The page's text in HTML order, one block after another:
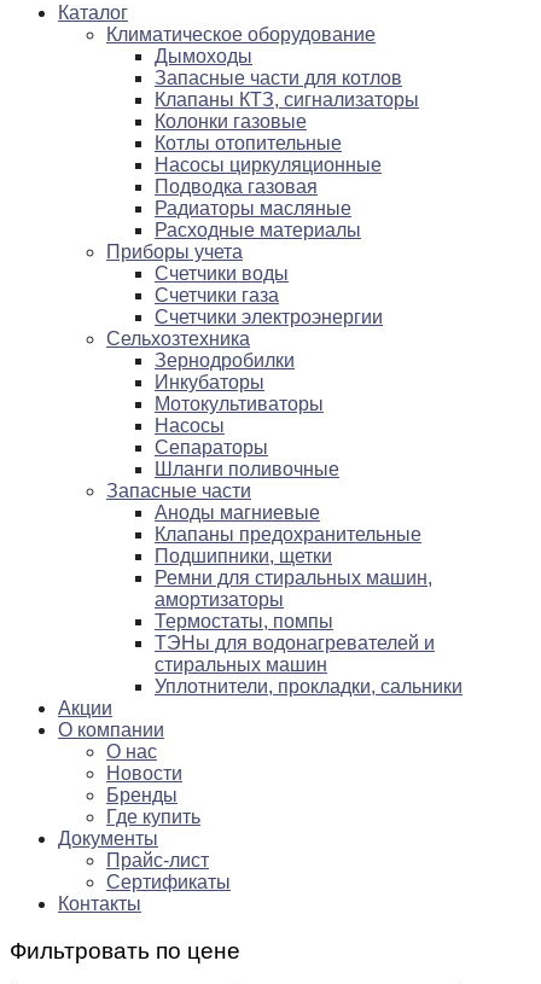
Каталог
Климатическое оборудование
Дымоходы
Запасные части для котлов
Клапаны КТЗ, сигнализаторы
Колонки газовые
Котлы отопительные
Насосы циркуляционные
Подводка газовая
Радиаторы масляные
Расходные материалы
Приборы учета
Счетчики воды
Счетчики газа
Счетчики электроэнергии
Сельхозтехника
Зернодробилки
Инкубаторы
Мотокультиваторы
Насосы
Сепараторы
Шланги поливочные
Запасные части
Аноды магниевые
Клапаны предохранительные
Подшипники, щетки
Ремни для стиральных машин,
амортизаторы
Термостаты, помпы
ТЭНы для водонагревателей и
стиральных машин
Уплотнители, прокладки, сальники
Акции
О компании
О нас
Новости
Бренды
Где купить
Документы
Прайс-лист
Сертификаты
Контакты
Фильтровать по цене